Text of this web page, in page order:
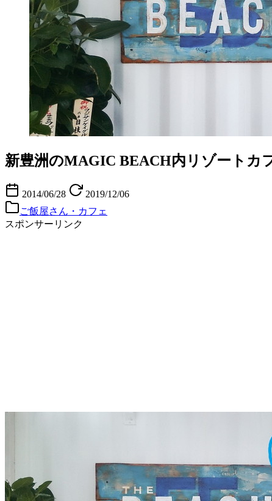
新豊洲のMAGIC BEACH内リゾートカ
2014/06/28
2019/12/06
ご飯屋さん・カフェ
スポンサーリンク